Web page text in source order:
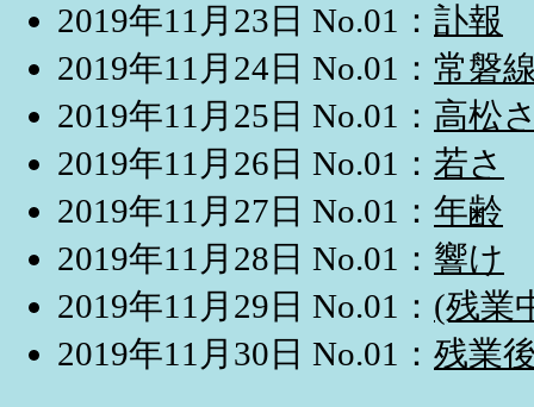
2019年11月23日 No.01： 訃報
2019年11月24日 No.01： 常磐
2019年11月25日 No.01： 高松
2019年11月26日 No.01： 若さ
2019年11月27日 No.01： 年齢
2019年11月28日 No.01： 響け
2019年11月29日 No.01： (残業
2019年11月30日 No.01： 残業